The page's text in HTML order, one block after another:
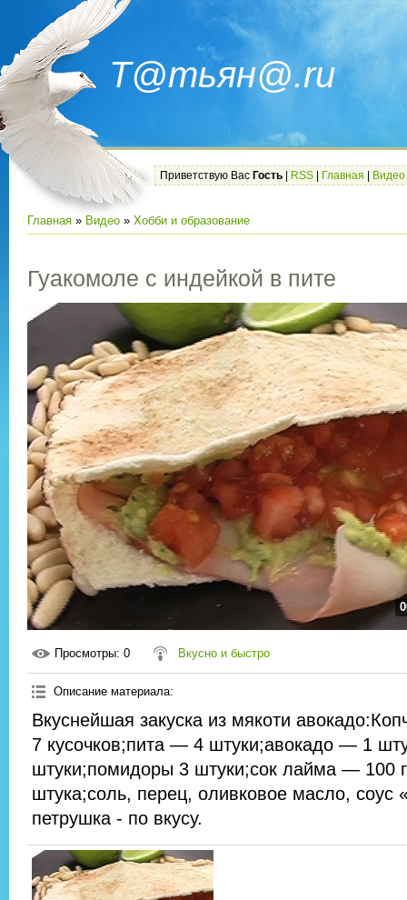
Т@тьян@.ru
Приветствую Вас Гость RSS Главная Видео
Главная » Видео » Хобби и образование
Гуакомоле с индейкой в пите
Просмотры: 0 Вкусно и быстро
Описание материала:
Вкуснейшая закуска из мякоти
7 кусочков;пита — 4 штуки;авокадо — 1
штуки;помидоры 3 штуки;сок лайма — 100
штука;соль, перец, оливковое масло, соус
петрушка - по вкусу.